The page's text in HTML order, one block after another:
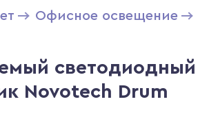
Офисное освещение
светодиодный
Novotech Drum